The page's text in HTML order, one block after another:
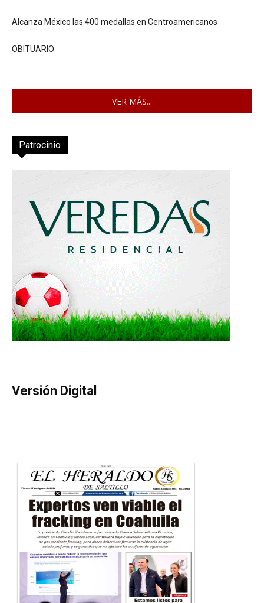
Alcanza México las 400 medallas en Centroamericanos
OBITUARIO
VER MÁS...
Patrocinio
Versión Digital